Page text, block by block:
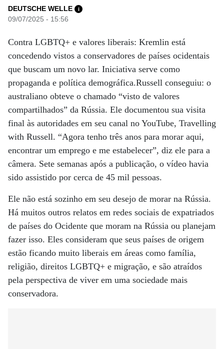
DEUTSCHE WELLE i
09/07/2025 - 15:56
Contra LGBTQ+ e valores liberais: Kremlin está
concedendo vistos a conservadores de países ocidentais
que buscam um novo lar. Iniciativa serve como
propaganda e política demográfica.Russell conseguiu: o
australiano obteve o chamado “visto de valores
compartilhados” da Rússia. Ele documentou sua visita
final às autoridades em seu canal no YouTube, Travelling
with Russell. “Agora tenho três anos para morar aqui,
encontrar um emprego e me estabelecer”, diz ele para a
câmera. Sete semanas após a publicação, o vídeo havia
sido assistido por cerca de 45 mil pessoas.
Ele não está sozinho em seu desejo de morar na Rússia.
Há muitos outros relatos em redes sociais de expatriados
de países do Ocidente que moram na Rússia ou planejam
fazer isso. Eles consideram que seus países de origem
estão ficando muito liberais em áreas como família,
religião, direitos LGBTQ+ e migração, e são atraídos
pela perspectiva de viver em uma sociedade mais
conservadora.